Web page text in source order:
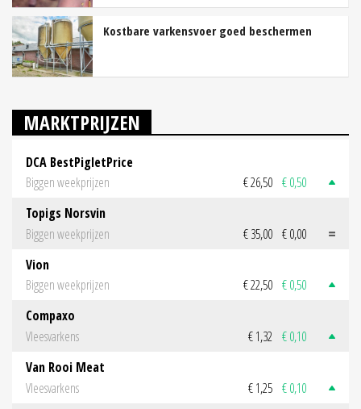
Kostbare varkensvoer goed beschermen
MARKTPRIJZEN
DCA BestPigletPrice
Biggen weekprijzen
€ 26,50 € 0,50
Topigs Norsvin
Biggen weekprijzen
€ 35,00 € 0,00
Vion
Biggen weekprijzen
€ 22,50 € 0,50
Compaxo
Vleesvarkens
€ 1,32 € 0,10
Van Rooi Meat
Vleesvarkens
€ 1,25 € 0,10